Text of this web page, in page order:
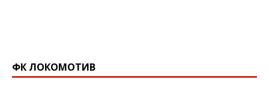
ФК ЛОКОМОТИВ